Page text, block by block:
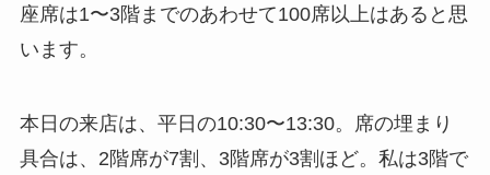
座席は1〜3階までのあわせて100席以上はあると思
います。
本日の来店は、平日の10:30〜13:30。席の埋まり
具合は、2階席が7割、3階席が3割ほど。私は3階で